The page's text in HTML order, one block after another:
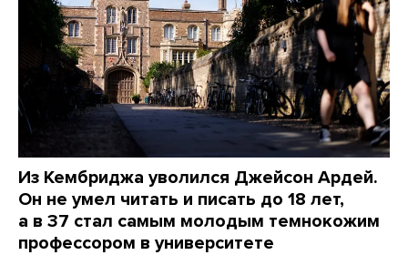
Из Кембриджа уволился Джейсон Ардей.
Он не умел читать и писать до 18 лет,
а в 37 стал самым молодым темнокожим
профессором в университете